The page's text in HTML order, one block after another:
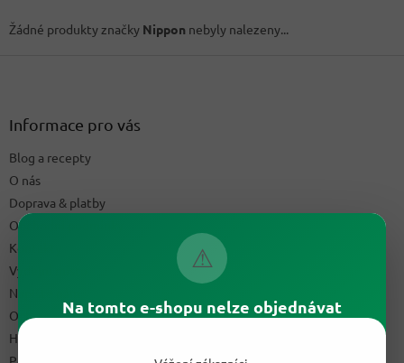
⚠
Na tomto e-shopu nelze objednávat
Žádné produkty značky Nippon nebyly nalezeny...
Informace pro vás
Blog a recepty
O nás
Doprava & platby
Obchodní podmínky
Kontakty
Výdejní místo
Napište nám
Ochrana osobních údajů GDPR
Hodnocení obchodu